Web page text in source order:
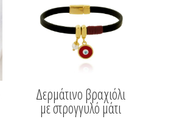
Δερμάτινο βραχιόλι
με στρογγυλό μάτι